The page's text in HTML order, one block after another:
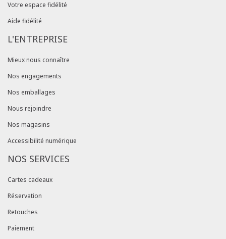
Votre espace fidélité
Aide fidélité
L'ENTREPRISE
Mieux nous connaître
Nos engagements
Nos emballages
Nous rejoindre
Nos magasins
Accessibilité numérique
NOS SERVICES
Cartes cadeaux
Réservation
Retouches
Paiement